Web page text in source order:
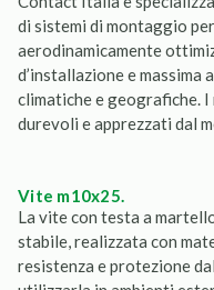
di sistemi di montaggio
aerodinamicamente
d’installazione e
climatiche e geografiche.
durevoli e apprezzati dal
vite m10x25.
La vite con testa a
stabile, realizzata con
resistenza e protezione